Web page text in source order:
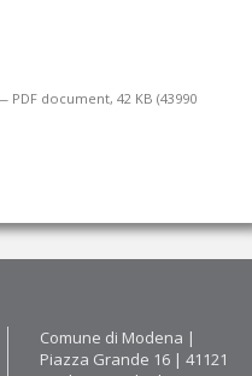
PDF document, 42 KB (43990
Comune di Modena |
Piazza Grande 16 | 41121